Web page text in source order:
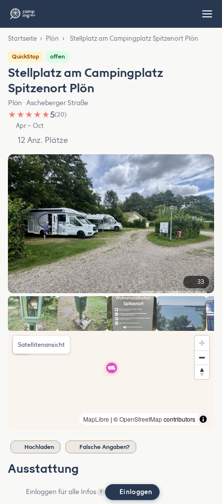
Startseite › Plön › Stellplatz am Campingplatz Spitzenort Plön
QuickStop offen
Stellplatz am Campingplatz
Spitzenort Plön
Plön · Ascheberger Straße
★ ★ ★ ★ ★5(20)
Apr – Oct
12 Anz. Plätze
33
MapLibre | ©OpenStreetMapcontributors
Satellitenansicht
Hochladen Falsche Angaben?
Ausstattung
Einloggen für alle Infos ? Einloggen